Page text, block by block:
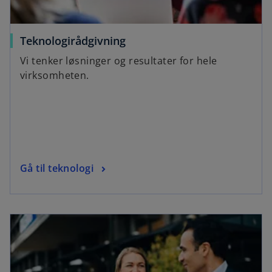
Teknologirådgivning
Vi tenker løsninger og resultater for hele
virksomheten.
Gå til teknologi